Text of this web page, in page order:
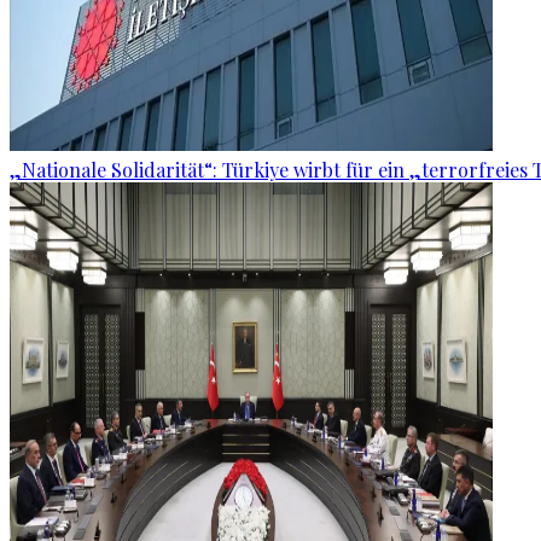
„Nationale Solidarität“: Türkiye wirbt für ein „terrorfreies